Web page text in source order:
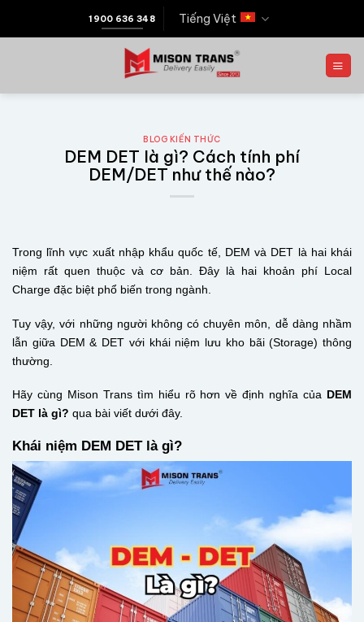
1900 636 348 Tiếng Việt
BLOG KIẾN THỨC
DEM DET là gì? Cách tính phí
DEM/DET như thế nào?
Trong lĩnh vực xuất nhập khẩu quốc tế, DEM và DET là hai khái
niệm rất quen thuộc và cơ bản. Đây là hai khoản phí Local
Charge đặc biệt phổ biến trong ngành.
Tuy vậy, với những người không có chuyên môn, dễ dàng nhầm
lẫn giữa DEM & DET với khái niệm lưu kho bãi (Storage) thông
thường.
Hãy cùng Mison Trans tìm hiểu rõ hơn về định nghĩa của DEM
DET là gì? qua bài viết dưới đây.
Khái niệm DEM DET là gì?